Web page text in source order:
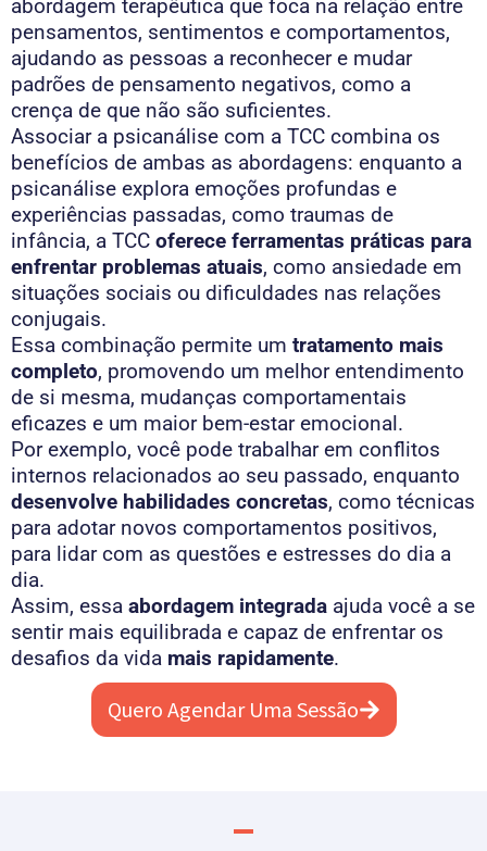
abordagem terapêutica que foca na relação entre
pensamentos, sentimentos e comportamentos,
ajudando as pessoas a reconhecer e mudar
padrões de pensamento negativos, como a
crença de que não são suficientes.
Associar a psicanálise com a TCC combina os
benefícios de ambas as abordagens: enquanto a
psicanálise explora emoções profundas e
experiências passadas, como traumas de
infância, a TCC oferece ferramentas práticas para
enfrentar problemas atuais, como ansiedade em
situações sociais ou dificuldades nas relações
conjugais.
Essa combinação permite um tratamento mais
completo, promovendo um melhor entendimento
de si mesma, mudanças comportamentais
eficazes e um maior bem-estar emocional.
Por exemplo, você pode trabalhar em conflitos
internos relacionados ao seu passado, enquanto
desenvolve habilidades concretas, como técnicas
para adotar novos comportamentos positivos,
para lidar com as questões e estresses do dia a
dia.
Assim, essa abordagem integrada ajuda você a se
sentir mais equilibrada e capaz de enfrentar os
desafios da vida mais rapidamente.
Quero Agendar Uma Sessão